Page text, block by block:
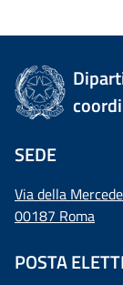
SEDE
Via della
00187 Roma
POSTA